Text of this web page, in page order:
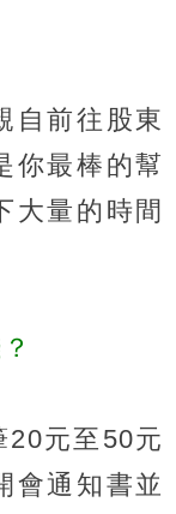
自前往股東
你最棒的幫
大量的時間
20元至50元
會通知書並